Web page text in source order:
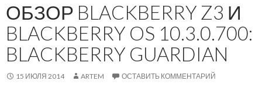
ОБЗОР BLACKBERRY Z3 И
BLACKBERRY OS 10.3.0.700:
BLACKBERRY GUARDIAN
15 ИЮЛЯ 2014 ARTEM ОСТАВИТЬ КОММЕНТАРИЙ